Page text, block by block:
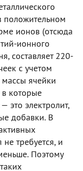
положительном
ионов (отсюда
ионного
составляет 220-
с учетом
ячейки
в которые
это электролит,
добавки. В
требуется, и
Поэтому